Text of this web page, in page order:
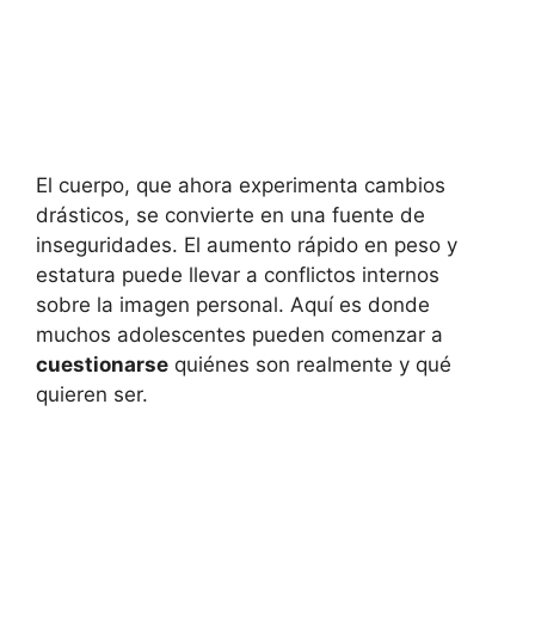
El cuerpo, que ahora experimenta cambios
drásticos, se convierte en una fuente de
inseguridades. El aumento rápido en peso y
estatura puede llevar a conflictos internos
sobre la imagen personal. Aquí es donde
muchos adolescentes pueden comenzar a
cuestionarse quiénes son realmente y qué
quieren ser.